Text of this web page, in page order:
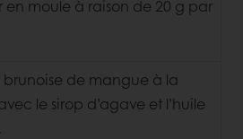
en moule à raison de 20 g par
brunoise de mangue à la
le sirop d’agave et l’huile